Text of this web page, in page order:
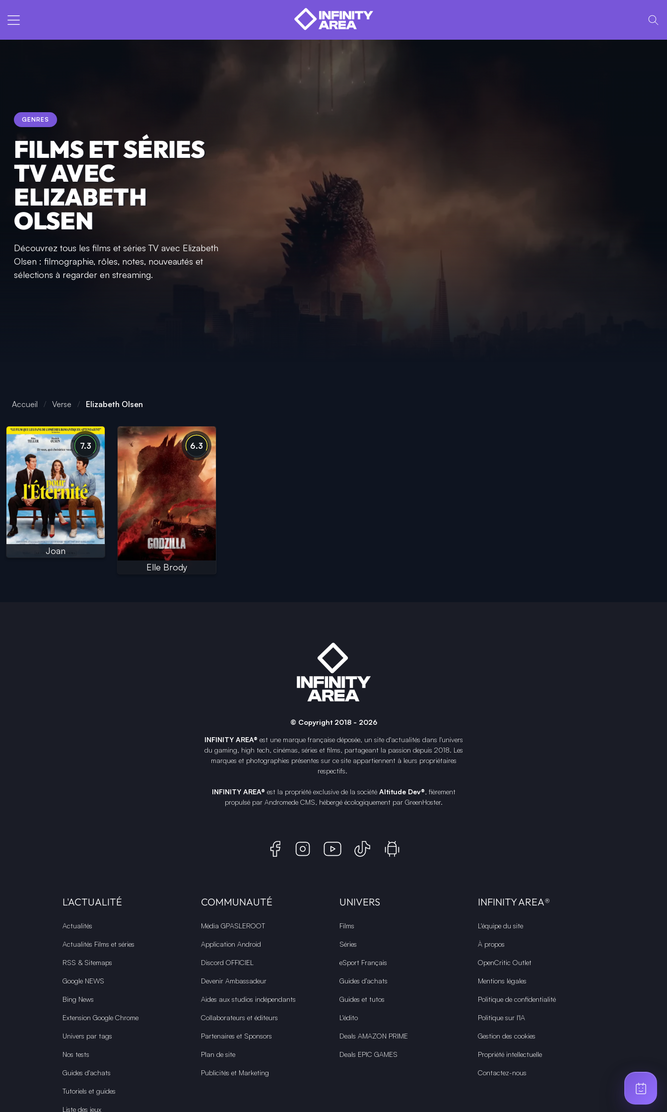
GENRES
FILMS ET SÉRIES
TV AVEC
ELIZABETH
OLSEN
Découvrez tous les films et séries TV avec Elizabeth
Olsen : filmographie, rôles, notes, nouveautés et
sélections à regarder en streaming.
Accueil Verse Elizabeth Olsen
7.3
Joan
6.3
Elle Brody
© Copyright 2018 - 2026
INFINITY AREA® est une marque françaisedéposée, un site d'actualités dans l'univers
du gaming, high tech, cinémas, séries et films, partageant la passion depuis 2018. Les
marques et photographies présentes sur ce site appartiennent à leurs propriétaires
respectifs.
INFINITY AREA® est la propriété exclusive de la société Altitude Dev®, fièrement
propulsé par Andromede CMS, hébergé écologiquement par GreenHoster.
L'ACTUALITÉ
Actualités
Actualités Films et séries
RSS & Sitemaps
Google NEWS
Bing News
Extension Google Chrome
Univers par tags
Nos tests
Guides d'achats
Tutoriels et guides
Liste des jeux
COMMUNAUTÉ
Média GPASLEROOT
Application Android
Discord OFFICIEL
Devenir Ambassadeur
Aides aux studios indépendants
Collaborateurs et éditeurs
Partenaires et Sponsors
Plan de site
Publicités et Marketing
UNIVERS
Films
Séries
eSport Français
Guides d’achats
Guides et tutos
L'édito
Deals AMAZON PRIME
Deals EPIC GAMES
INFINITY AREA®
L'équipe du site
À propos
OpenCritic Outlet
Mentions légales
Politique de confidentialité
Politique sur l'IA
Gestion des cookies
Propriété intellectuelle
Contactez-nous